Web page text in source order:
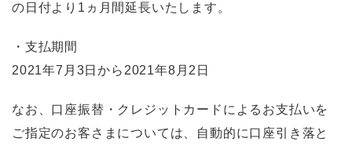
の日付より1ヵ月間延長いたします。
・支払期間
2021年7月3日から2021年8月2日
なお、口座振替・クレジットカードによるお支払いを
ご指定のお客さまについては、自動的に口座引き落と